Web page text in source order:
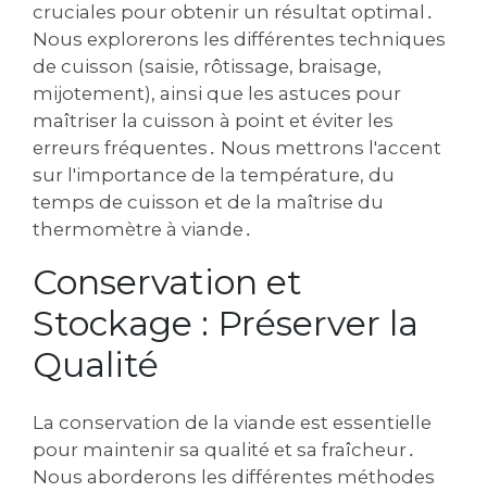
cruciales pour obtenir un résultat optimal․
Nous explorerons les différentes techniques
de cuisson (saisie, rôtissage, braisage,
mijotement), ainsi que les astuces pour
maîtriser la cuisson à point et éviter les
erreurs fréquentes․ Nous mettrons l'accent
sur l'importance de la température, du
temps de cuisson et de la maîtrise du
thermomètre à viande․
Conservation et
Stockage : Préserver la
Qualité
La conservation de la viande est essentielle
pour maintenir sa qualité et sa fraîcheur․
Nous aborderons les différentes méthodes